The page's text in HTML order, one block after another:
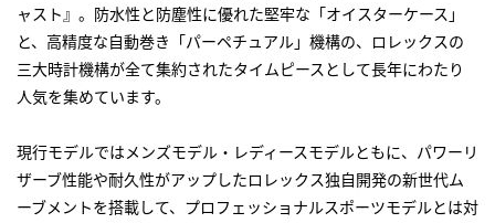
ャスト』。防水性と防塵性に優れた堅牢な「オイスターケース」
と、高精度な自動巻き「パーペチュアル」機構の、ロレックスの
三大時計機構が全て集約されたタイムピースとして長年にわたり
人気を集めています。
現行モデルではメンズモデル・レディースモデルともに、パワーリ
ザーブ性能や耐久性がアップしたロレックス独自開発の新世代ム
ーブメントを搭載して、プロフェッショナルスポーツモデルとは対